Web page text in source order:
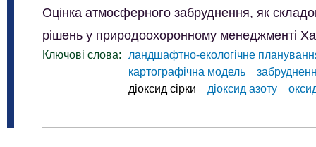
Оцінка атмосферного забруднення, як
рішень у природоохоронному менеджменті
Ключові слова:
ландшафтно-екологічне
картографічна модель
діоксид сірки
діоксид азоту